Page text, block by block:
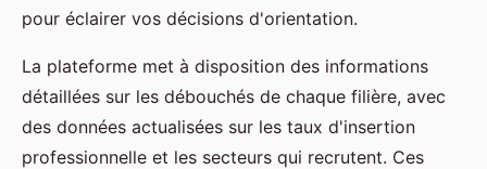
pour éclairer vos décisions d'orientation.
La plateforme met à disposition des informations
détaillées sur les débouchés de chaque filière, avec
des données actualisées sur les taux d'insertion
professionnelle et les secteurs qui recrutent. Ces